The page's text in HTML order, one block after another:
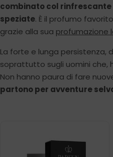
combinato col
speziate. È il profumo
grazie alla sua profumazione
La forte e lunga persistenza,
soprattutto sugli uomini che,
Non hanno paura di fare
partono per avventure